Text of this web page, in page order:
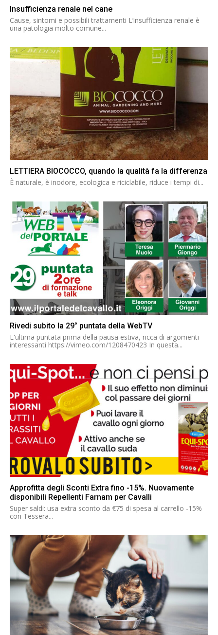
Insufficienza renale nel cane
Cause, sintomi e possibili trattamenti L’insufficienza renale è
una patologia molto comune...
LETTIERA BIOCOCCO, quando la qualità fa la differenza
È naturale, è inodore, ecologica e riciclabile, riduce i tempi di...
Rivedi subito la 29° puntata della WebTV
L'ultima puntata prima della pausa estiva, ricca di argomenti
interessanti https://vimeo.com/1208470423 In questa...
Approfitta degli Sconti Extra fino -15%. Nuovamente
disponibili Repellenti Farnam per Cavalli
Super saldi: usa extra sconto da €75 di spesa al carrello -15%
con Tessera...